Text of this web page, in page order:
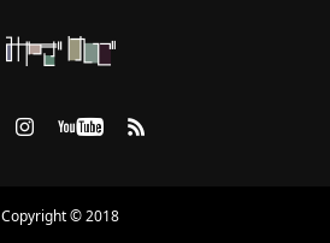
Copyright © 2018